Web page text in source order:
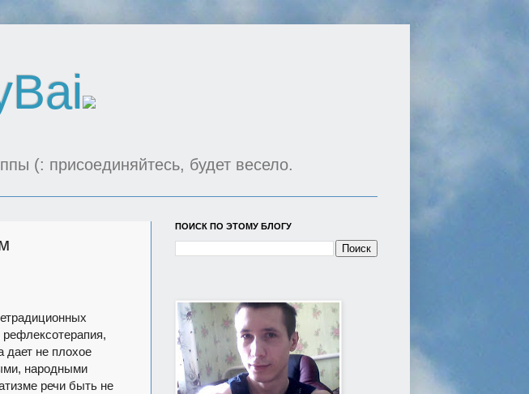
(: присоединяйтесь, будет весело.
рефлексотерапия,
дает не плохое
народными
речи быть не
ПОИСК ПО ЭТОМУ БЛОГУ